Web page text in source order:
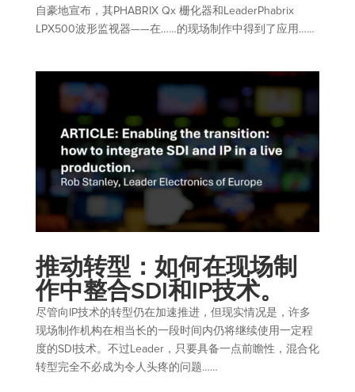
自豪地宣布，其PHABRIX Qx 栅化器和LeaderPhabrix
LPX500波形监视器——在……的现场制作中得到了应用……
推动转型：如何在现场制
作中整合SDI和IP技术。
尽管向IP技术的转型仍在加速推进，但现实情况是，许多
现场制作机构在相当长的一段时间内仍将继续使用一定程
度的SDI技术。不过Leader，只要具备一点前瞻性，混合化
转型完全不必成为令人头疼的问题……